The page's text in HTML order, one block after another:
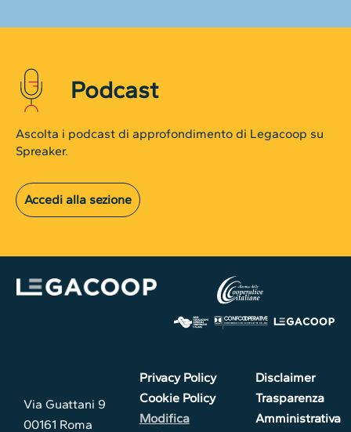
Podcast
Ascolta i podcast di approfondimento di Legacoop su
Spreaker.
Accedi alla sezione
Via Guattani 9
00161 Roma
Privacy Policy
Cookie Policy
Modifica
Disclaimer
Trasparenza
Amministrativa